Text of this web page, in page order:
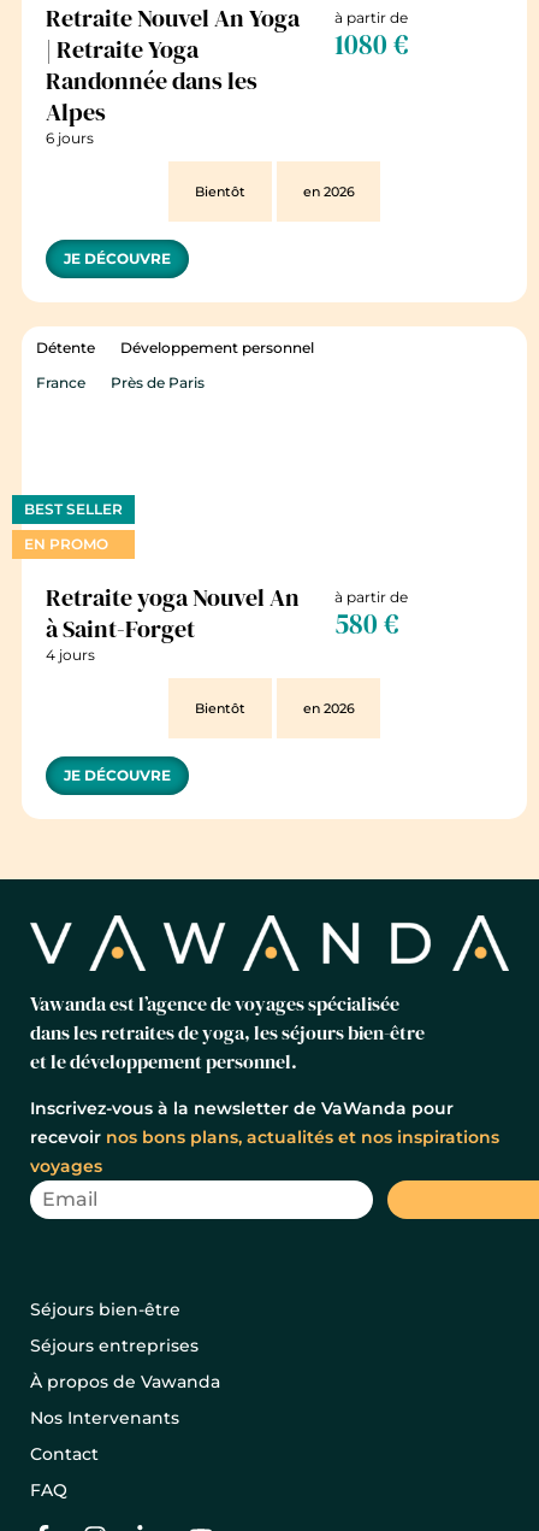
Retraite Nouvel An Yoga
| Retraite Yoga
Randonnée dans les
Alpes
6 jours
à partir de
1080 €
Bientôt en 2026
JE DÉCOUVRE
Détente
Développement personnel
France
Près de Paris
BEST SELLER
EN PROMO
Retraite yoga Nouvel An
à Saint-Forget
4 jours
à partir de
580 €
Bientôt en 2026
JE DÉCOUVRE
Vawanda est l’agence de voyages spécialisée
dans les retraites de yoga, les séjours bien-être
et le développement personnel.
Inscrivez-vous à la newsletter de VaWanda pour
recevoir nos bons plans, actualités et nos inspirations
voyages
Séjours bien-être
Séjours entreprises
À propos de Vawanda
Nos Intervenants
Contact
FAQ